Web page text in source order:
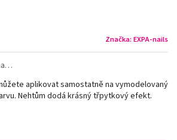
Značka: EXPA-nails
aplikovat samostatně na vymodelovaný
Nehtům dodá krásný třpytkový efekt.